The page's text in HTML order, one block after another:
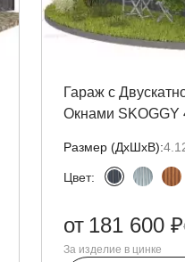
Гараж с
Окнами SKOGGY
Размер (ДxШxВ):
Цвет:
от 181 600 ₽
За изделие в цинке